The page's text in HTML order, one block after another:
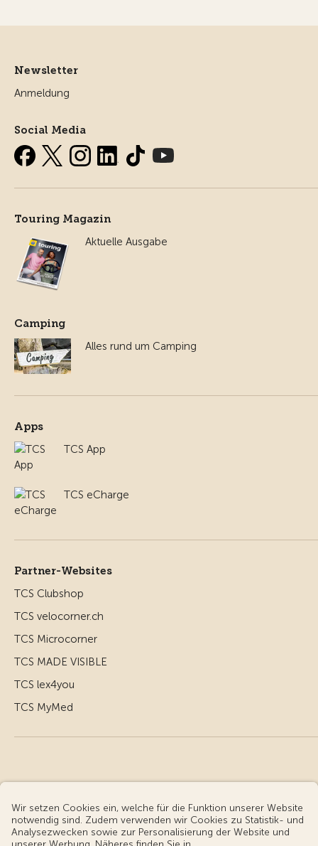
Newsletter
Anmeldung
Social Media
Touring Magazin
Aktuelle Ausgabe
Camping
Alles rund um Camping
Apps
TCS App
TCS eCharge
Partner-Websites
TCS Clubshop
TCS velocorner.ch
TCS Microcorner
TCS MADE VISIBLE
TCS lex4you
TCS MyMed